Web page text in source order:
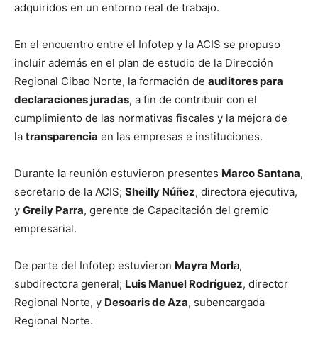
adquiridos en un entorno real de trabajo.
En el encuentro entre el Infotep y la ACIS se propuso
incluir además en el plan de estudio de la Dirección
Regional Cibao Norte, la formación de auditores para
declaraciones juradas, a fin de contribuir con el
cumplimiento de las normativas fiscales y la mejora de
la transparencia en las empresas e instituciones.
Durante la reunión estuvieron presentes Marco Santana,
secretario de la ACIS; Sheilly Núñez, directora ejecutiva,
y Greily Parra, gerente de Capacitación del gremio
empresarial.
De parte del Infotep estuvieron Mayra Morla,
subdirectora general; Luis Manuel Rodríguez, director
Regional Norte, y Desoaris de Aza, subencargada
Regional Norte.